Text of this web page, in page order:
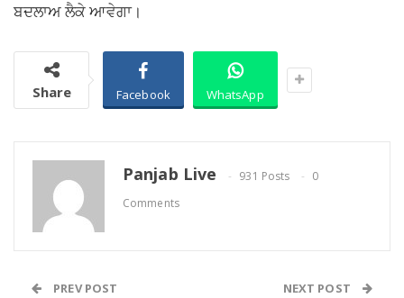
ਬਦਲਾਅ ਲੈਕੇ ਆਵੇਗਾ।
Share Facebook WhatsApp
Panjab Live 931 Posts
0
Comments
PREV POST NEXT POST